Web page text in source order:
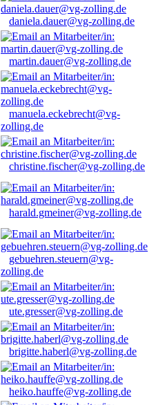
daniela.dauer@vg-zolling.de
martin.dauer@vg-zolling.de
manuela.eckebrecht@vg-
zolling.de
christine.fischer@vg-zolling.de
harald.gmeiner@vg-zolling.de
gebuehren.steuern@vg-
zolling.de
ute.gresser@vg-zolling.de
brigitte.haberl@vg-zolling.de
heiko.hauffe@vg-zolling.de